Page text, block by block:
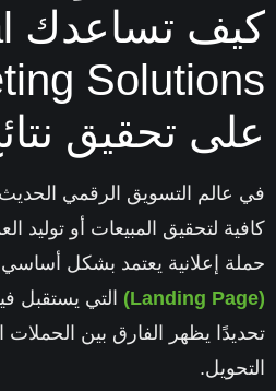
تساعدك
تحقيق نتائج
التسويق الرقمي الحديث، لم
لتحقيق المبيعات أو توليد
إعلانية يعتمد بشكل أساسي
التي يستقبل فيها
يظهر الفارق بين الحملات